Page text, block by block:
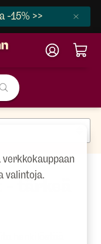
-15% >>
tärkeä
henkilöstöä
valintoja.